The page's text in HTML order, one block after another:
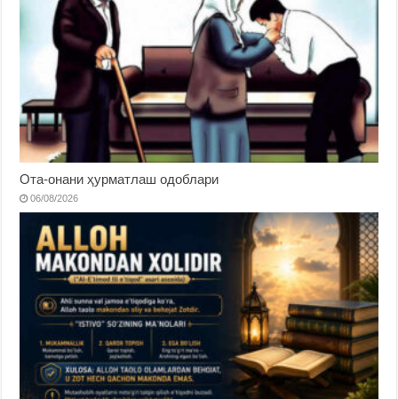
Ота-онани ҳурматлаш одоблари
06/08/2026